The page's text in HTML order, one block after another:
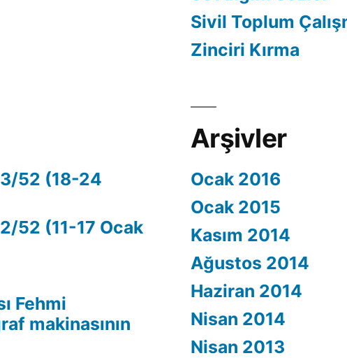
Sivil Toplum
Zinciri Kırma
52 (18-24
52 (11-17 Ocak
Fehmi
makinasının
Arşivler
Ocak 2016
Ocak 2015
Kasım 2014
Ağustos 2014
Haziran 2014
Nisan 2014
Nisan 2013